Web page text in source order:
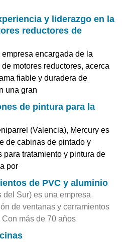
y liderazgo en la
reductores de
empresa encargada de la
motores reductores, acerca
fiable y duradera de
una gran
de pintura para la
(Valencia), Mercury es
de cabinas de pintado y
tratamiento y pintura de
por
de PVC y aluminio
del Sur) es una empresa
de ventanas y cerramientos
más de 70 años